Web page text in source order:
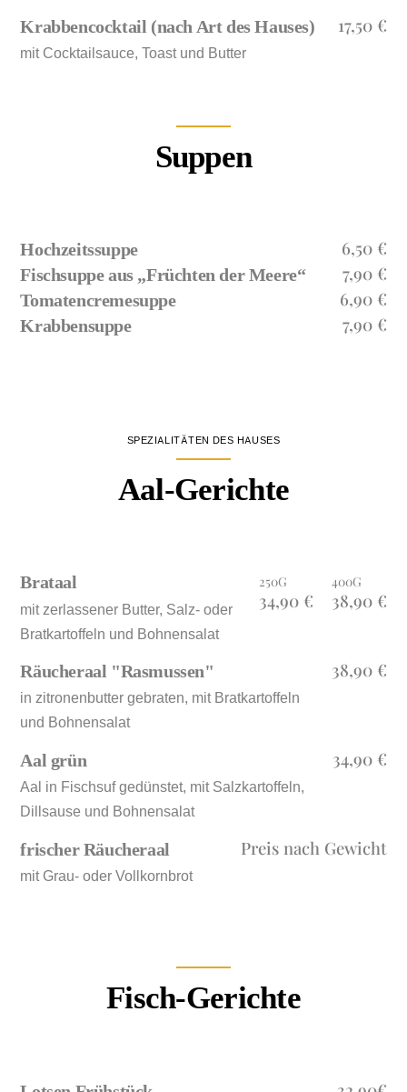
Krabbencocktail (nach Art des Hauses)
mit Cocktailsauce, Toast und Butter
17,50 €
Suppen
Hochzeitssuppe 6,50 €
Fischsuppe aus „Früchten der Meere“ 7,90 €
Tomatencremesuppe 6,90 €
Krabbensuppe 7,90 €
SPEZIALITÄTEN DES HAUSES
Aal-Gerichte
Brataal
mit zerlassener Butter, Salz- oder
Bratkartoffeln und Bohnensalat
250G
34,90 €
400G
38,90 €
Räucheraal "Rasmussen"
in zitronenbutter gebraten, mit Bratkartoffeln
und Bohnensalat
38,90 €
Aal grün
Aal in Fischsuf gedünstet, mit Salzkartoffeln,
Dillsause und Bohnensalat
34,90 €
frischer Räucheraal
mit Grau- oder Vollkornbrot
Preis nach Gewicht
Fisch-Gerichte